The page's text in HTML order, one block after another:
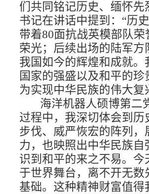
们共同铭记历史、缅怀
书记在讲话中提到：“历
带着80面抗战英模部队
荣光；后续出场的陆军
我国如今的辉煌和成就
国家的强盛以及和平的
为实现中华民族的伟大复
海洋机器人硕博第二
过程中，我深切体会到
步伐、威严恢宏的阵列
力，也映照出中华民族
识到和平的来之不易。
于世界舞台，离不开无
基础。这种精神财富值